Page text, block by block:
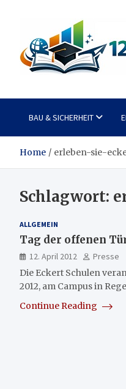
BAU & SICHERHEIT
Home erleben-sie-
Schlagwort:
ALLGEMEIN
Tag der offenen
12. April 2012
Presse
Die Eckert Schulen
2012, am Campus in
Continue Reading